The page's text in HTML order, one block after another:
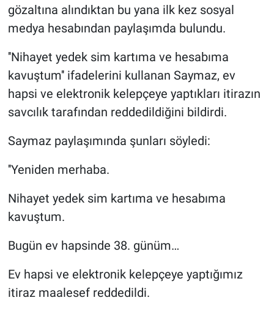
gözaltına alındıktan bu yana ilk kez sosyal
medya hesabından paylaşımda bulundu.
''Nihayet yedek sim kartıma ve hesabıma
kavuştum'' ifadelerini kullanan Saymaz, ev
hapsi ve elektronik kelepçeye yaptıkları itirazın
savcılık tarafından reddedildiğini bildirdi.
Saymaz paylaşımında şunları söyledi:
''Yeniden merhaba.
Nihayet yedek sim kartıma ve hesabıma
kavuştum.
Bugün ev hapsinde 38. günüm…
Ev hapsi ve elektronik kelepçeye yaptığımız
itiraz maalesef reddedildi.